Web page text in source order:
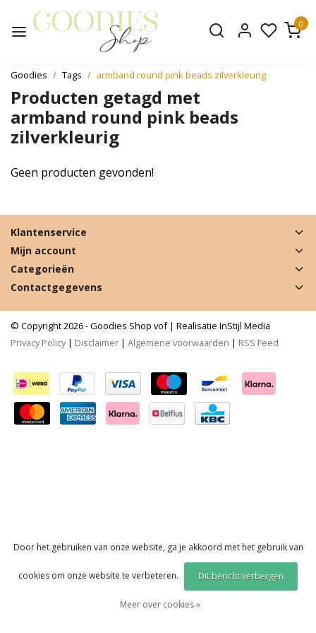
0
Goodies Tags armband round pink beads zilverkleurig
Producten getagd met
armband round pink beads
zilverkleurig
Geen producten gevonden!
Klantenservice
Mijn account
Categorieën
Contactgegevens
© Copyright 2026 - Goodies Shop vof | Realisatie InStijl Media
Privacy Policy| Disclaimer | Algemene voorwaarden | RSS Feed
Door het gebruiken van onze website, ga je akkoord met het gebruik van
cookies om onze website te verbeteren. Dit bericht verbergen
Meer over cookies »